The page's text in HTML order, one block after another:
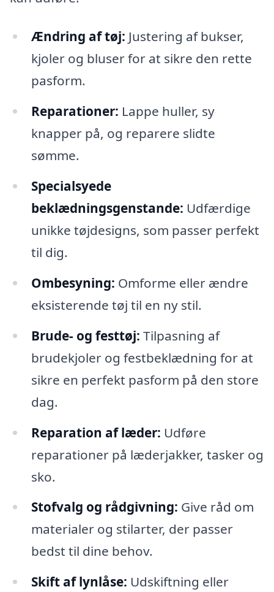
Ændring af tøj: Justering af bukser,
kjoler og bluser for at sikre den rette
pasform.
Reparationer: Lappe huller, sy
knapper på, og reparere slidte
sømme.
Specialsyede
beklædningsgenstande: Udfærdige
unikke tøjdesigns, som passer perfekt
til dig.
Ombesyning: Omforme eller ændre
eksisterende tøj til en ny stil.
Brude- og festtøj: Tilpasning af
brudekjoler og festbeklædning for at
sikre en perfekt pasform på den store
dag.
Reparation af læder: Udføre
reparationer på læderjakker, tasker og
sko.
Stofvalg og rådgivning: Give råd om
materialer og stilarter, der passer
bedst til dine behov.
Skift af lynlåse: Udskiftning eller